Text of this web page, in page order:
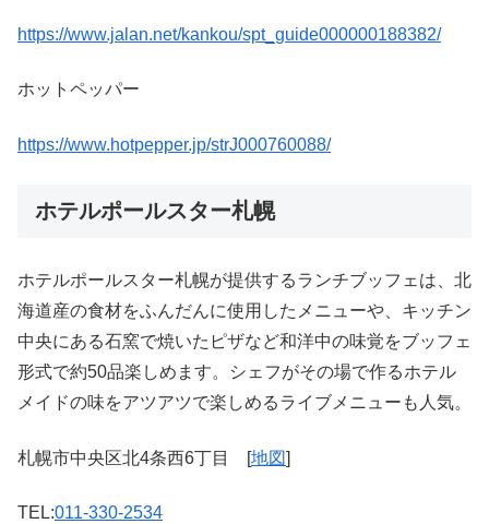
https://www.jalan.net/kankou/spt_guide000000188382/
ホットペッパー
https://www.hotpepper.jp/strJ000760088/
ホテルポールスター札幌
ホテルポールスター札幌が提供するランチブッフェは、北
海道産の食材をふんだんに使用したメニューや、キッチン
中央にある石窯で焼いたピザなど和洋中の味覚をブッフェ
形式で約50品楽しめます。シェフがその場で作るホテル
メイドの味をアツアツで楽しめるライブメニューも人気。
札幌市中央区北4条西6丁目 [地図]
TEL:011-330-2534